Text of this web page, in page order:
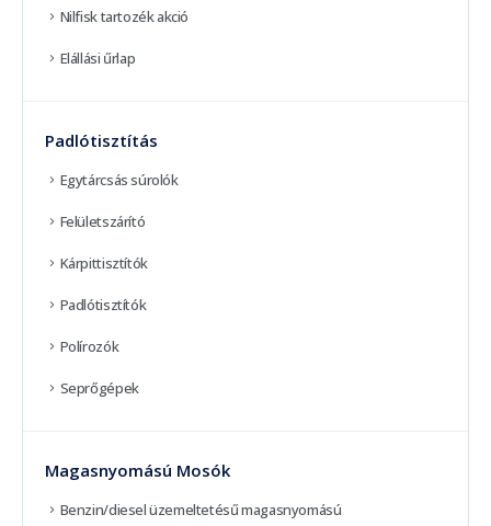
Nilfisk tartozék akció
Elállási űrlap
Padlótisztítás
Egytárcsás súrolók
Felületszárító
Kárpittisztítók
Padlótisztítók
Polírozók
Seprőgépek
Magasnyomású Mosók
Benzin/diesel üzemeltetésű magasnyomású